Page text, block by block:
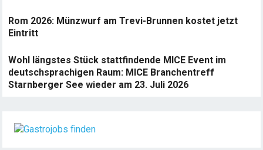
Rom 2026: Münzwurf am Trevi-Brunnen kostet jetzt
Eintritt
Wohl längstes Stück stattfindende MICE Event im
deutschsprachigen Raum: MICE Branchentreff
Starnberger See wieder am 23. Juli 2026